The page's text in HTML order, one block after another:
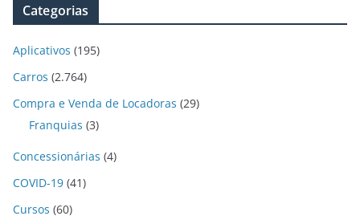
Categorias
Aplicativos (195)
Carros (2.764)
Compra e Venda de Locadoras (29)
Franquias (3)
Concessionárias (4)
COVID-19 (41)
Cursos (60)